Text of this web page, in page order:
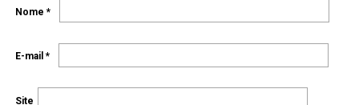
Nome *
E-mail *
Site